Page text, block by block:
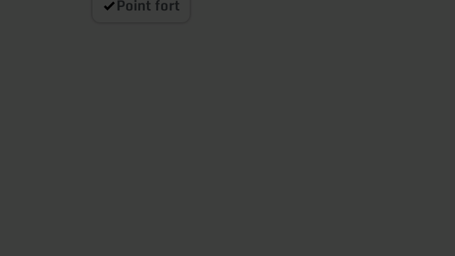
Point fort